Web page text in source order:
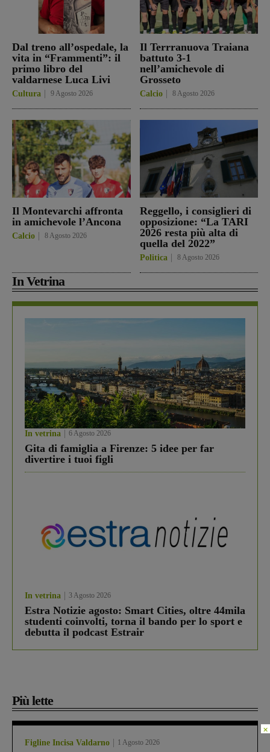
Dal treno all’ospedale, la
vita in “Frammenti”: il
primo libro del
valdarnese Luca Livi
Cultura 9 Agosto 2026
Il Terrranuova Traiana
battuto 3-1
nell’amichevole di
Grosseto
Calcio 8 Agosto 2026
Il Montevarchi affronta
in amichevole l’Ancona
Calcio 8 Agosto 2026
Reggello, i consiglieri di
opposizione: “La TARI
2026 resta più alta di
quella del 2022”
Politica 8 Agosto 2026
In Vetrina
In vetrina 6 Agosto 2026
Gita di famiglia a Firenze: 5 idee per far
divertire i tuoi figli
In vetrina 3 Agosto 2026
Estra Notizie agosto: Smart Cities, oltre 44mila
studenti coinvolti, torna il bando per lo sport e
debutta il podcast Estrair
Più lette
Figline Incisa Valdarno 1 Agosto 2026
×